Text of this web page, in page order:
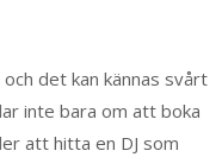
det kan kännas svårt
inte bara om att boka
att hitta en DJ som